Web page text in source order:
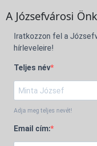
A Józsefvárosi
Iratkozzon fel a
hírleveleire!
Teljes név
Adja meg teljes nevét!
Email cím: